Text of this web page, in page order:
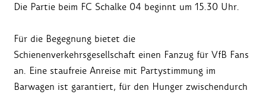
Die Partie beim FC Schalke 04 beginnt um 15.30 Uhr.
Für die Begegnung bietet die
Schienenverkehrsgesellschaft einen Fanzug für VfB Fans
an. Eine staufreie Anreise mit Partystimmung im
Barwagen ist garantiert, für den Hunger zwischendurch